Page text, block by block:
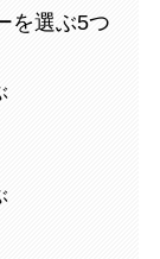
を選ぶ5つ